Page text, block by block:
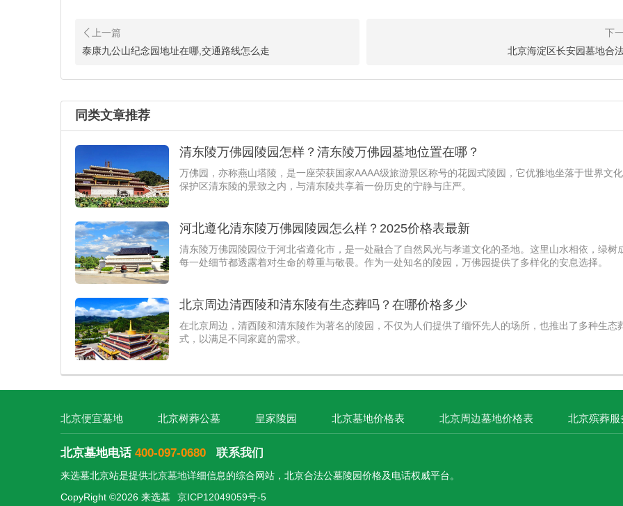
泰康九公山纪念园地址在哪,交通路线怎么走 北京海淀区长安园墓地合
同类文章推荐
清东陵万佛园陵园怎样？清东陵万佛园墓地位置在哪？
万佛园，亦称燕山塔陵，是一座荣获国家AAAA级旅游景区称号的花园式陵园，它优雅地坐落于世界文
保护区清东陵的景致之内，与清东陵共享着一份历史的宁静与庄严。
河北遵化清东陵万佛园陵园怎么样？2025价格表最新
清东陵万佛园陵园位于河北省遵化市，是一处融合了自然风光与孝道文化的圣地。这里山水相依，绿树
每一处细节都透露着对生命的尊重与敬畏。作为一处知名的陵园，万佛园提供了多样化的安息选择。
北京周边清西陵和清东陵有生态葬吗？在哪价格多少
在北京周边，清西陵和清东陵作为著名的陵园，不仅为人们提供了缅怀先人的场所，也推出了多种生态
式，以满足不同家庭的需求。
北京便宜墓地 北京树葬公墓 皇家陵园 北京墓地价格表 北京周边墓地价格表 北京殡葬服
北京墓地电话 400-097-0680 联系我们
来选墓北京站是提供北京墓地详细信息的综合网站，北京合法公墓陵园价格及电话权威平台。
CopyRight ©2026 来选墓
京ICP12049059号-5